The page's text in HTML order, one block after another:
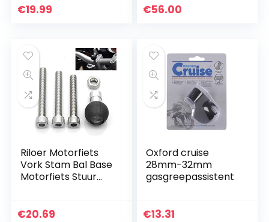
€19.99
Motorfiets
€56.00
Riloer Motorfiets
Vork Stam Bal Base
Motorfiets Stuur
RAM Mount
€20.69
Oxford cruise
28mm-32mm
gasgreepassistent
€13.31